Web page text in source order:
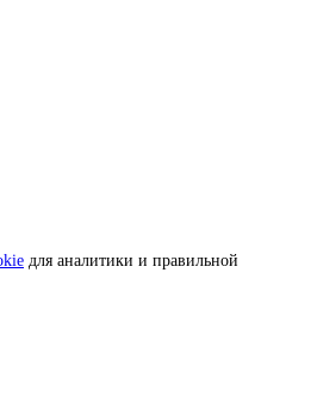
для аналитики и правильной